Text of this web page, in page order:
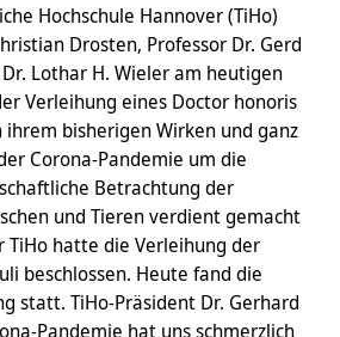
Hochschule Hannover (TiHo)
Drosten, Professor Dr. Gerd
Lothar H. Wieler am heutigen
Verleihung eines Doctor honoris
ihrem bisherigen Wirken und ganz
Corona-Pandemie um die
Betrachtung der
und Tieren verdient gemacht
TiHo hatte die Verleihung der
beschlossen. Heute fand die
statt. TiHo-Präsident Dr. Gerhard
Pandemie hat uns schmerzlich